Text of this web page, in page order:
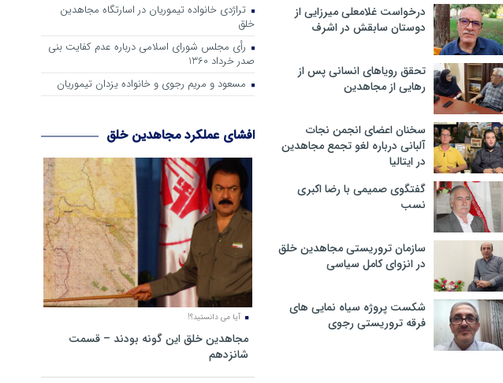
درخواست غلامعلی میرزایی از
دوستان سابقش در اشرف
تحقق رویاهای انسانی پس از
رهایی از مجاهدین
سخنان اعضای انجمن نجات
آلبانی درباره لغو تجمع مجاهدین
در ایتالیا
گفتگوی صمیمی با رضا اکبری
نسب
سازمان تروریستی مجاهدین خلق
در انزوای کامل سیاسی
شکست پروژه سیاه نمایی های
فرقه تروریستی رجوی
تراژدی خانواده تیموریان در اسارتگاه مجاهدین
خلق
رأی مجلس شورای اسلامی درباره عدم كفایت بنی
صدر خرداد 1360
مسعود و مریم رجوی و خانواده یزدان تیموریان
افشای عملکرد مجاهدین خلق
آیا می دانستید؟!
مجاهدین خلق این گونه بودند – قسمت
شانزدهم